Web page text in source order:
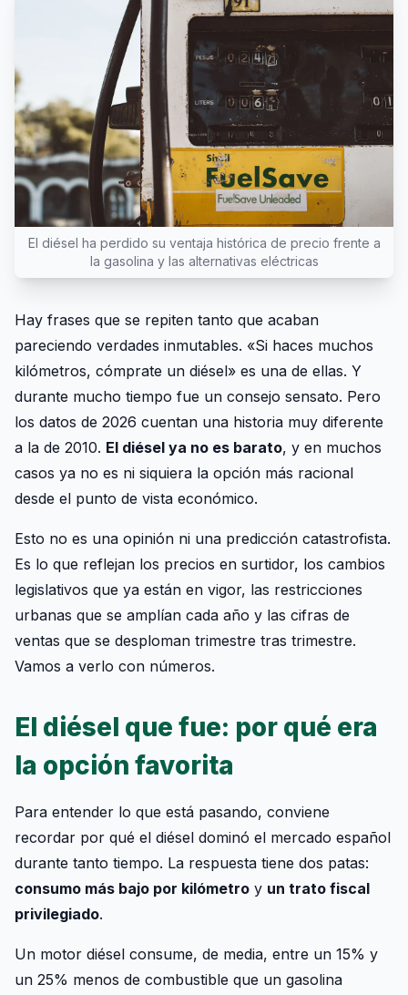
El diésel ha perdido su ventaja histórica de precio frente a
la gasolina y las alternativas eléctricas
Hay frases que se repiten tanto que acaban
pareciendo verdades inmutables. «Si haces muchos
kilómetros, cómprate un diésel» es una de ellas. Y
durante mucho tiempo fue un consejo sensato. Pero
los datos de 2026 cuentan una historia muy diferente
a la de 2010. El diésel ya no es barato, y en muchos
casos ya no es ni siquiera la opción más racional
desde el punto de vista económico.
Esto no es una opinión ni una predicción catastrofista.
Es lo que reflejan los precios en surtidor, los cambios
legislativos que ya están en vigor, las restricciones
urbanas que se amplían cada año y las cifras de
ventas que se desploman trimestre tras trimestre.
Vamos a verlo con números.
El diésel que fue: por qué era
la opción favorita
Para entender lo que está pasando, conviene
recordar por qué el diésel dominó el mercado español
durante tanto tiempo. La respuesta tiene dos patas:
consumo más bajo por kilómetro y un trato fiscal
privilegiado.
Un motor diésel consume, de media, entre un 15% y
un 25% menos de combustible que un gasolina